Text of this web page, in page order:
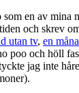
en av mina
och skrev
utan tv, en
poo och höll
jag inte